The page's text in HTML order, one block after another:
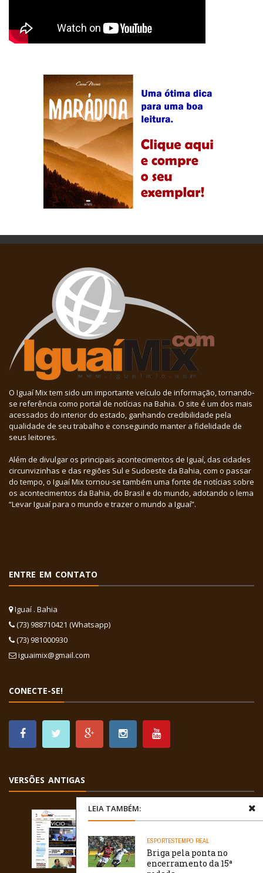
LEIA TAMBÉM:
ESPORTESTEMPO REAL
Briga pela ponta no
encerramento da 15ª
O Iguaí Mix tem sido um importante veículo de informação, tornando-
se referência como portal de notícias na Bahia. O site é um dos mais
acessados do interior do estado, ganhando credibilidade pela
qualidade de seu trabalho e conseguindo manter a fidelidade de
seus leitores.
Além de divulgar os principais acontecimentos de Iguaí, das cidades
circunvizinhas e das regiões Sul e Sudoeste da Bahia, com o passar
do tempo, o Iguaí Mix tornou-se também uma fonte de notícias sobre
os acontecimentos da Bahia, do Brasil e do mundo, adotando o lema
“Levar Iguaí para o mundo e trazer o mundo a Iguaí”.
ENTRE EM CONTATO
Iguaí . Bahia
(73) 988710421 (Whatsapp)
(73) 981000930
iguaimix@gmail.com
CONECTE-SE!
VERSÕES ANTIGAS